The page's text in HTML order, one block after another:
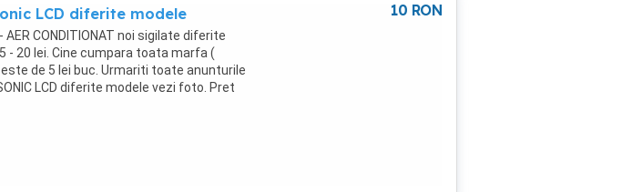
LCD diferite modele
AER CONDITIONAT noi sigilate diferite
- 20 lei. Cine cumpara toata marfa (
de 5 lei buc. Urmariti toate anunturile
LCD diferite modele vezi foto. Pret
10 RON